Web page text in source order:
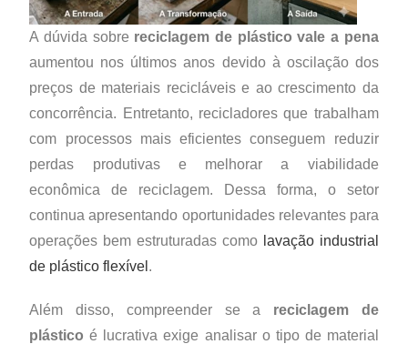
A dúvida sobre reciclagem de plástico vale a pena
aumentou nos últimos anos devido à oscilação dos
preços de materiais recicláveis e ao crescimento da
concorrência. Entretanto, recicladores que trabalham
com processos mais eficientes conseguem reduzir
perdas produtivas e melhorar a viabilidade
econômica de reciclagem. Dessa forma, o setor
continua apresentando oportunidades relevantes para
operações bem estruturadas como lavação industrial
de plástico flexível .
Além disso, compreender se a reciclagem de
plástico é lucrativa exige analisar o tipo de material